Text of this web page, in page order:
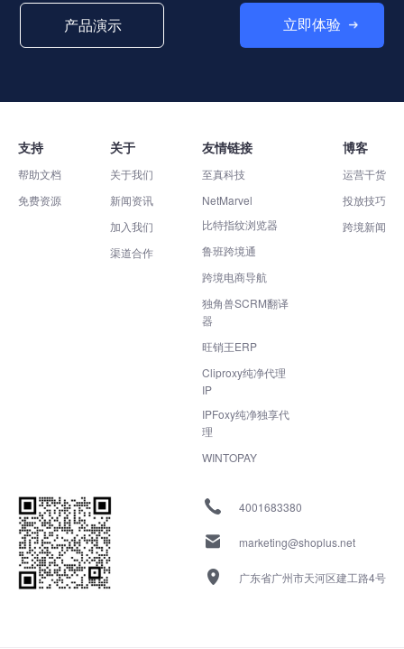
产品演示 立即体验
支持
帮助文档
免费资源
关于
关于我们
新闻资讯
加入我们
渠道合作
友情链接
至真科技
NetMarvel
比特指纹浏览器
鲁班跨境通
跨境电商导航
独角兽SCRM翻译
器
旺销王ERP
Cliproxy纯净代理
IP
IPFoxy纯净独享代
理
WINTOPAY
博客
运营干货
投放技巧
跨境新闻
4001683380
marketing@shoplus.net
广东省广州市天河区建工路4号